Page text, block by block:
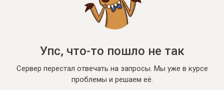
Упс, что-то пошло не так
Сервер перестал отвечать на запросы. Мы уже в курсе
проблемы и решаем её.